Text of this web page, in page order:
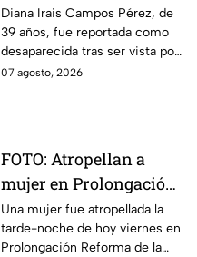
por última vez en la
ciudad de Puebla
Diana Irais Campos Pérez, de
39 años, fue reportada como
desaparecida tras ser vista por
última vez el 6 de agosto en
07 agosto, 2026
FOTO: Atropellan a
mujer en Prolongación
Reforma, en Puebla,
hoy viernes; así se vio
Una mujer fue atropellada la
tarde-noche de hoy viernes en
Prolongación Reforma de la